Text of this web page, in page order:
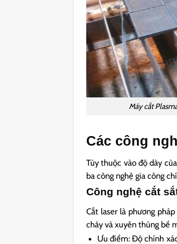
Máy cắt
Các công
Tùy thuộc vào độ dày
ba công nghệ gia công
Công nghệ cắt
Cắt laser là phương
chảy và xuyên thủng bề
Ưu điểm: Độ chính